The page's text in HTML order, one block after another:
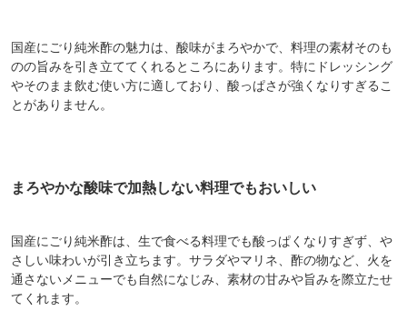
国産にごり純米酢の魅力は、酸味がまろやかで、料理の素材そのも
のの旨みを引き立ててくれるところにあります。特にドレッシング
やそのまま飲む使い方に適しており、酸っぱさが強くなりすぎるこ
とがありません。
まろやかな酸味で加熱しない料理でもおいしい
国産にごり純米酢は、生で食べる料理でも酸っぱくなりすぎず、や
さしい味わいが引き立ちます。サラダやマリネ、酢の物など、火を
通さないメニューでも自然になじみ、素材の甘みや旨みを際立たせ
てくれます。